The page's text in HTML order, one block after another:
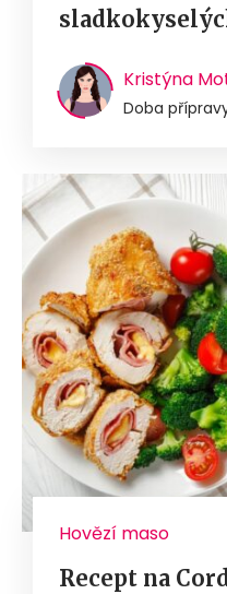
Kristýna
Doba
Hovězí maso
Recept na